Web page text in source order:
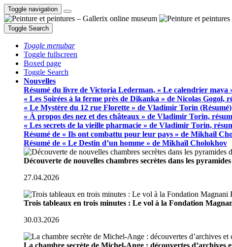
Toggle navigation
Toggle Search
Toggle menubar
Toggle fullscreen
Boxed page
Toggle Search
Nouvelles
Résumé du livre de Victoria Lederman, « Le calendrier maya
« Les Soirées à la ferme près de Dikanka » de Nicolas Gogol,
« Le Mystère du 12 rue Florette » de Vladimir Torin (Résumé)
« À propos des nez et des châteaux » de Vladimir Torin,
« Les secrets de la vieille pharmacie » de Vladimir Torin,
Résumé de « Ils ont combattu pour leur pays » de Mikhaïl
Résumé de « Le Destin d’un homme » de Mikhaïl Cholokhov
Découverte de nouvelles chambres secrètes dans les
27.04.2026
Trois tableaux en trois minutes : Le vol à la Fondation
30.03.2026
La chambre secrète de Michel-Ange : découvertes d’archives